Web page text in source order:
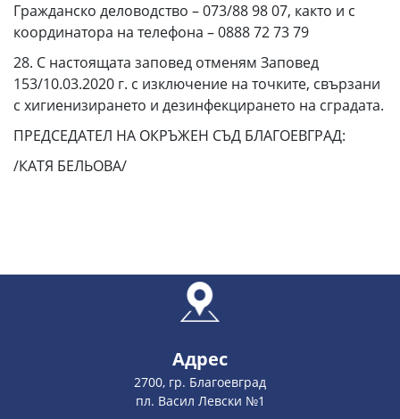
Гражданско деловодство – 073/88 98 07, както и с
координатора на телефона – 0888 72 73 79
28. С настоящата заповед отменям Заповед
153/10.03.2020 г. с изключение на точките, свързани
с хигиенизирането и дезинфекцирането на сградата.
ПРЕДСЕДАТЕЛ НА ОКРЪЖЕН СЪД БЛАГОЕВГРАД:
/КАТЯ БЕЛЬОВА/
Адрес
2700, гр. Благоевград
пл. Васил Левски №1